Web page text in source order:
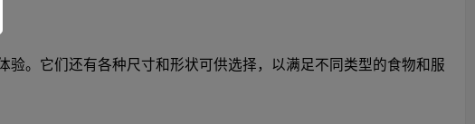
。它们还有各种尺寸和形状可供选择，以满足不同类型的食物和服